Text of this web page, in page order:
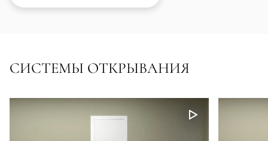
СИСТЕМЫ ОТКРЫВАНИЯ